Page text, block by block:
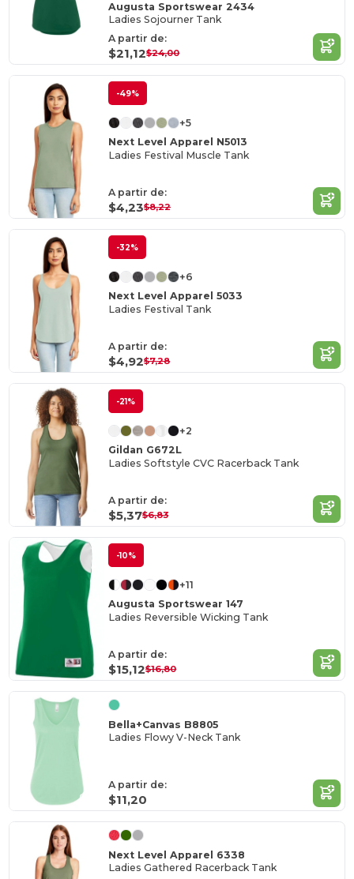
Augusta Sportswear 2434
Ladies Sojourner Tank
A partir de:
$21,12$24,00
-49%
+5
Next Level Apparel N5013
Ladies Festival Muscle Tank
A partir de:
$4,23$8,22
-32%
+6
Next Level Apparel 5033
Ladies Festival Tank
A partir de:
$4,92$7,28
-21%
+2
Gildan G672L
Ladies Softstyle CVC Racerback Tank
A partir de:
$5,37$6,83
-10%
+11
Augusta Sportswear 147
Ladies Reversible Wicking Tank
A partir de:
$15,12$16,80
Bella+Canvas B8805
Ladies Flowy V-Neck Tank
A partir de:
$11,20
Next Level Apparel 6338
Ladies Gathered Racerback Tank